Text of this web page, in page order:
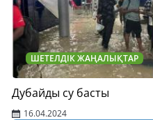
ШЕТЕЛДІК ЖАҢАЛЫҚТАР
Дубайды су басты
16.04.2024